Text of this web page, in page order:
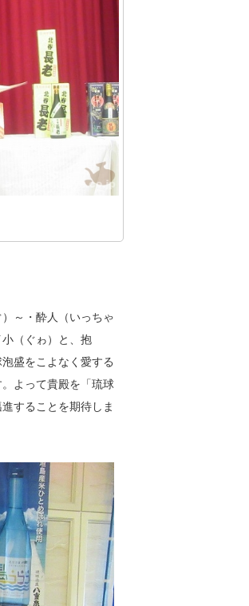
～・酔人（いっちゃ
（ぐゎ）と、抱
盛をこよなく愛する
よって貴殿を「琉球
することを期待しま